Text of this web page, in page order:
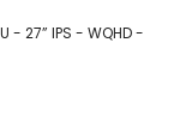
- 27” IPS - WQHD -